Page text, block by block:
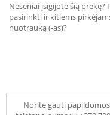
Neseniai įsigijote šią
pasirinkti ir kitiems
nuotrauką (-as)?
Norite gauti